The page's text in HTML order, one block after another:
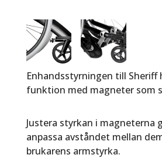
Enhandsstyrningen till Sheriff
funktion med magneter som
Justera styrkan i magneterna
anpassa avståndet mellan
brukarens armstyrka.